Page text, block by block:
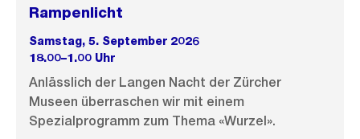
Rampenlicht
Samstag, 5. September 2026
18.00–1.00 Uhr
Anlässlich der Langen Nacht der Zürcher
Museen überraschen wir mit einem
Spezialprogramm zum Thema «Wurzel».